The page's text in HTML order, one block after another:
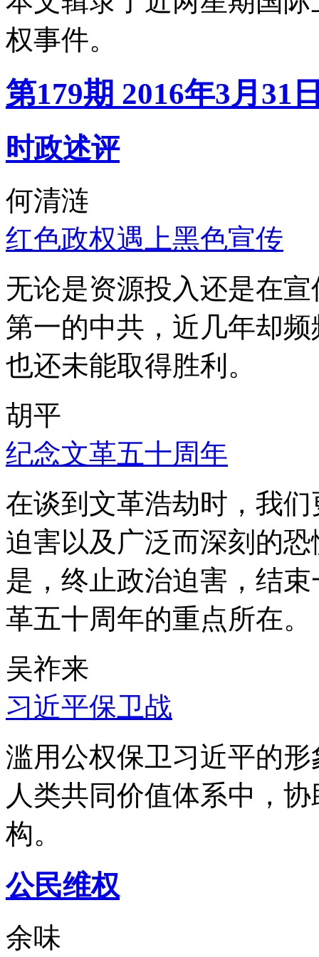
权事件。
第179期 2016年3月31
时政述评
何清涟
红色政权遇上黑色宣传
无论是资源投入还是在
第一的中共，近几年却
也还未能取得胜利。
胡平
纪念文革五十周年
在谈到文革浩劫时，我
迫害以及广泛而深刻的
是，终止政治迫害，结
革五十周年的重点所在。
吴祚来
习近平保卫战
滥用公权保卫习近平的
人类共同价值体系中，
构。
公民维权
余味